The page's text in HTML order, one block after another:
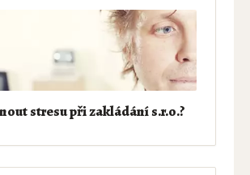
stresu při zakládání s.r.o.?